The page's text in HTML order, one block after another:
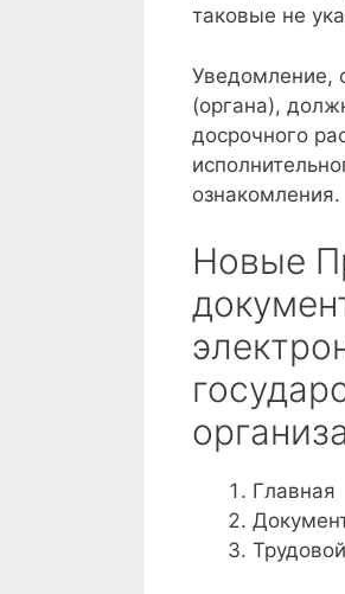
таковые не
Уведомление,
(органа),
досрочного
ознакомления.
Новые
Главная